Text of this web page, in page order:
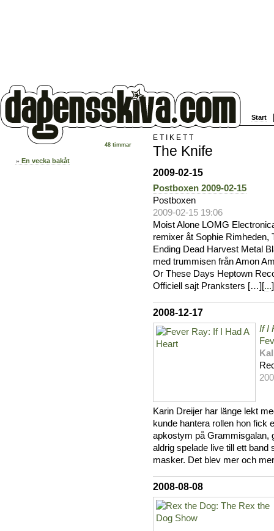
Start
48 timmar
En vecka bakåt
ETIKETT
The Knife
2009-02-15
Postboxen 2009-02-15
Postboxen
2009-02-15 19:06
Moist Alone LOMG
remixer åt Sophie Rimheden,
Ending Dead Harvest Metal
med trummisen från Amon
Or These Days Heptown
Officiell sajt Pranksters […][...]
2008-12-17
If I
Karin Dreijer har länge lekt
kunde hantera rollen hon fick
apkostym på Grammisgalan,
aldrig spelade live till ett
masker. Det blev mer och
2008-08-08